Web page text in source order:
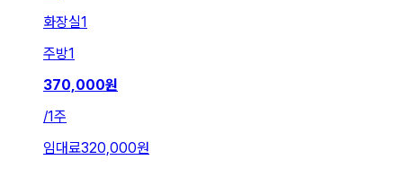
화장실1
주방1
370,000원
/1주
임대료320,000원